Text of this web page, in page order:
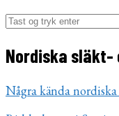
Søg
Nordiska släkt-
Några kända nordiska